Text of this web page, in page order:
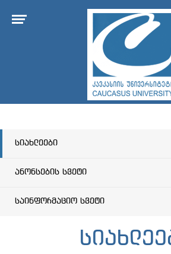
სიახლეები
ანონსების სვეტი
საინფორმაციო სვეტი